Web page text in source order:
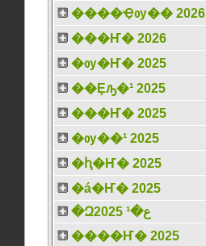
����Ҿѹ�� 2026
���Ҥ� 2026
�ѹ�Ҥ� 2025
��Ȩԡ�¹ 2025
���Ҥ� 2025
�ѹ��¹ 2025
�ԧ�Ҥ� 2025
�á�Ҥ� 2025
�Զع�¹ 2025
����Ҥ� 2025